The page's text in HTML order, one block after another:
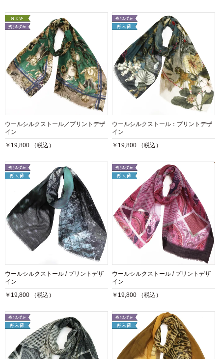
ウールシルクストール／プリントデザ
イン
￥19,800 （税込）
ウールシルクストール：プリントデザ
イン
￥19,800 （税込）
ウールシルクストール / プリントデザ
イン
￥19,800 （税込）
ウールシルクストール / プリントデザ
イン
￥19,800 （税込）